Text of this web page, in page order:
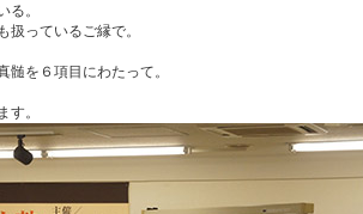
る。
扱っているご縁で。
を６項目にわたって。
す。